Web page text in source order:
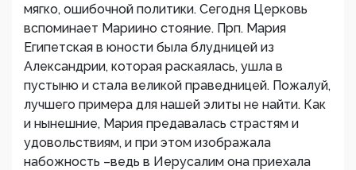
мягко, ошибочной политики. Сегодня Церковь
вспоминает Мариино стояние. Прп. Мария
Египетская в юности была блудницей из
Александрии, которая раскаялась, ушла в
пустыню и стала великой праведницей. Пожалуй,
лучшего примера для нашей элиты не найти. Как
и нынешние, Мария предавалась страстям и
удовольствиям, и при этом изображала
набожность –ведь в Иерусалим она приехала